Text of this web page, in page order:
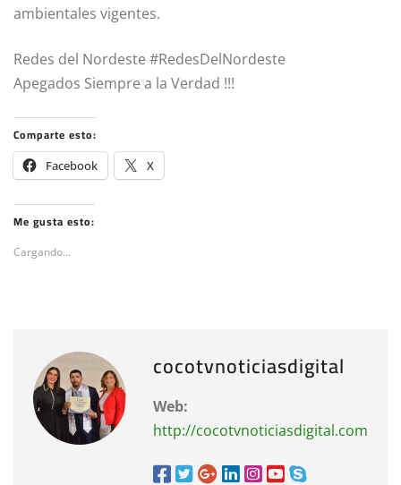
ambientales vigentes.
Redes del Nordeste #RedesDelNordeste
Apegados Siempre a la Verdad !!!
Comparte esto:
Facebook X
Me gusta esto:
Cargando...
cocotvnoticiasdigital
Web:
http://cocotvnoticiasdigital.com